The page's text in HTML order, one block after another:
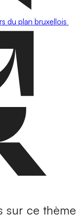
du plan bruxellois
sur ce thème